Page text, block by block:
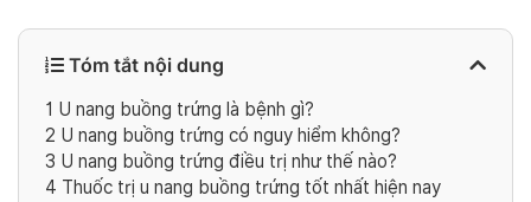
Tóm tắt nội dung
1 U nang buồng trứng là bệnh gì?
2 U nang buồng trứng có nguy hiểm không?
3 U nang buồng trứng điều trị như thế nào?
4 Thuốc trị u nang buồng trứng tốt nhất hiện nay